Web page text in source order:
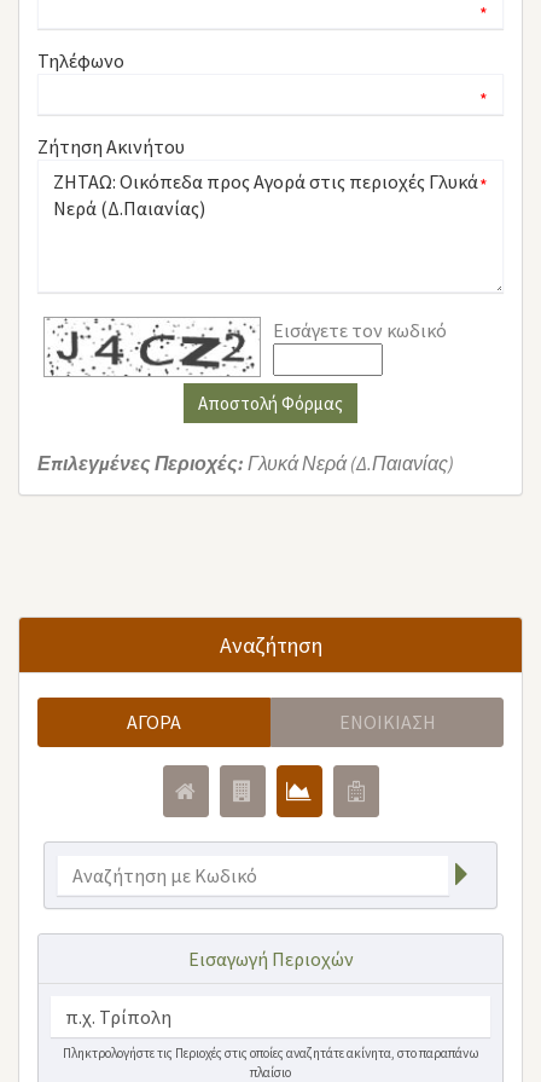
*
Τηλέφωνο
*
Ζήτηση Ακινήτου
*
Εισάγετε τον κωδικό
Αποστολή Φόρμας
Επιλεγμένες Περιοχές: Γλυκά Νερά (Δ.Παιανίας)
Αναζήτηση
ΑΓΟΡΆ ΕΝΟΙΚΊΑΣΗ
Εισαγωγή Περιοχών
Πληκτρολογήστε τις Περιοχές στις οποίες αναζητάτε ακίνητα, στο παραπάνω
πλαίσιο